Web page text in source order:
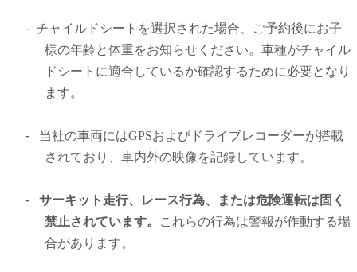
- チャイルドシートを選択された場合、ご予約後にお子
様の年齢と体重をお知らせください。車種がチャイル
ドシートに適合しているか確認するために必要となり
ます。
-
当社の車両にはGPSおよびドライブレコーダーが搭載
されており、車内外の映像を記録しています。
-
サーキット走行、レース行為、または危険運転は固く
禁止されています。
これらの行為は警報が作動する場
合があります。